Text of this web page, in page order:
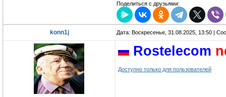
Поделиться с друзьями:
konn1j Дата: Воскресенье, 31.08.2025, 13:50 |
Rostelecom
Доступно только для пользователей